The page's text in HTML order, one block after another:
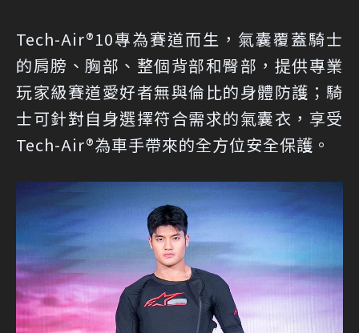
Tech-Air®10專為賽道而生，氣囊覆蓋騎士
的肩膀、胸部、整個背部和臀部，提供專業
玩家級賽道愛好者無與倫比的身體防護；騎
士可針對自身選擇符合需求的氣囊衣，享受
Tech-Air®為車手帶來的全方位安全保護。